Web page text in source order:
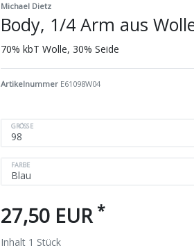
Michael Dietz
Body, 1/4 Arm aus
70% kbT Wolle, 30% Seide
Artikelnummer E61098W04
GRÖSSE
FARBE
27,50 EUR *
Inhalt 1 Stück